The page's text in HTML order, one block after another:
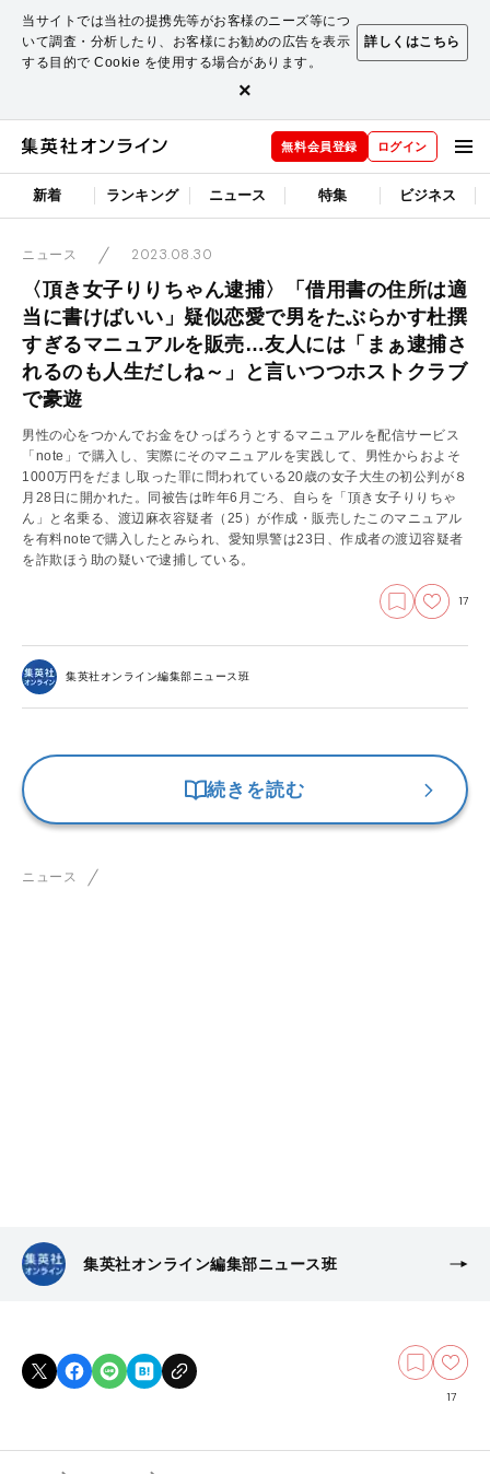
当サイトでは当社の提携先等がお客様のニーズ等につ
いて調査・分析したり、お客様にお勧めの広告を表示
する目的で Cookie を使用する場合があります。
詳しくはこちら
×
無料会員登録 ログイン
新着 ランキング ニュース 特集 ビジネス
ニュース 2023.08.30
〈頂き女子りりちゃん逮捕〉「借用書の住所は適
当に書けばいい」疑似恋愛で男をたぶらかす杜撰
すぎるマニュアルを販売…友人には「まぁ逮捕さ
れるのも人生だしね～」と言いつつホストクラブ
で豪遊
男性の心をつかんでお金をひっぱろうとするマニュアルを配信サービス
「note」で購入し、実際にそのマニュアルを実践して、男性からおよそ
1000万円をだまし取った罪に問われている20歳の女子大生の初公判が８
月28日に開かれた。同被告は昨年6月ごろ、自らを「頂き女子りりちゃ
ん」と名乗る、渡辺麻衣容疑者（25）が作成・販売したこのマニュアル
を有料noteで購入したとみられ、愛知県警は23日、作成者の渡辺容疑者
を詐欺ほう助の疑いで逮捕している。
17
集英社オンライン編集部ニュース班
続きを読む
ニュース
集英社オンライン編集部ニュース班
17